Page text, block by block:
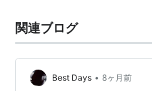
関連ブログ
Best Days • 8ヶ月前